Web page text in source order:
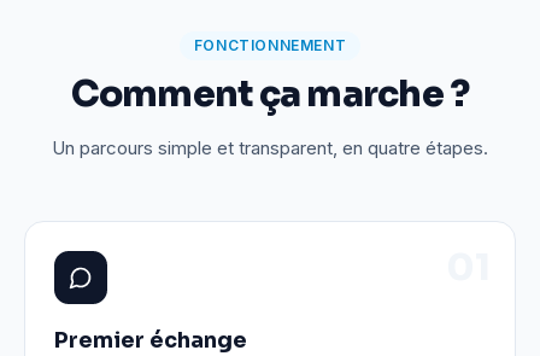
FONCTIONNEMENT
Comment ça marche ?
Un parcours simple et transparent, en quatre étapes.
Premier échange